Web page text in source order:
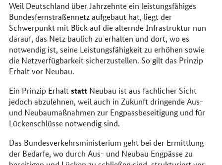
Weil Deutschland über Jahrzehnte ein leistungsfähiges
Bundesfernstraßennetz aufgebaut hat, liegt der
Schwerpunkt mit Blick auf die alternde Infrastruktur nun
darauf, das Netz baulich zu erhalten und dort, wo es
notwendig ist, seine Leistungsfähigkeit zu erhöhen sowie
die Netzverfügbarkeit sicherzustellen. So gilt das Prinzip
Erhalt vor Neubau.
Ein Prinzip ErhaltstattNeubau ist aus fachlicher Sicht
jedoch abzulehnen, weil auch in Zukunft dringende Aus-
und Neubaumaßnahmen zur Engpassbeseitigung und für
Lückenschlüsse notwendig sind.
Das Bundesverkehrsministerium geht bei der Ermittlung
der Bedarfe, wo durch Aus- und Neubau Engpässe zu